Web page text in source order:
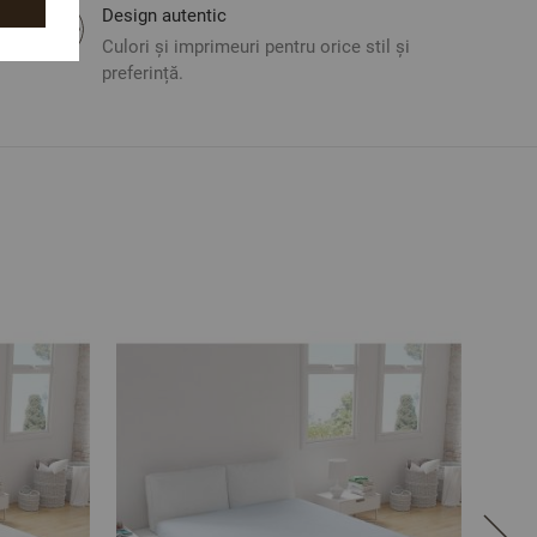
Design autentic
Culori și imprimeuri pentru orice stil și
preferință.